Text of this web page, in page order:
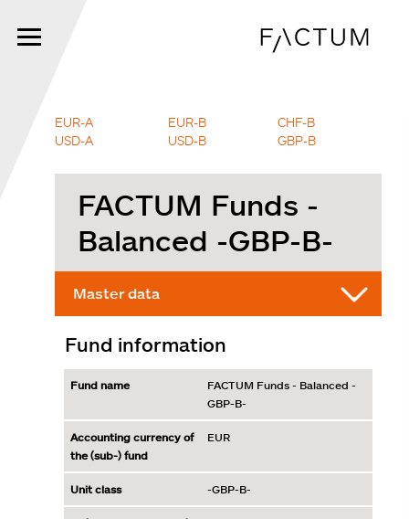
main
EUR-A EUR-B
CHF-B
USD-A
USD-B GBP-B